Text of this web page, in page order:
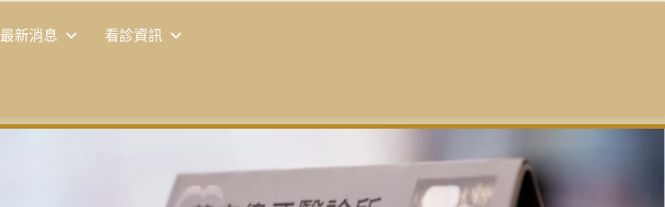
最新消息 看診資訊